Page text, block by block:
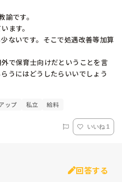
です。
ます。
ないです。そこで処遇改善等加算
で保育士向けだということを言
うにはどうしたらいいでしょう
ップ 私立 給料
いいね 1
回答する